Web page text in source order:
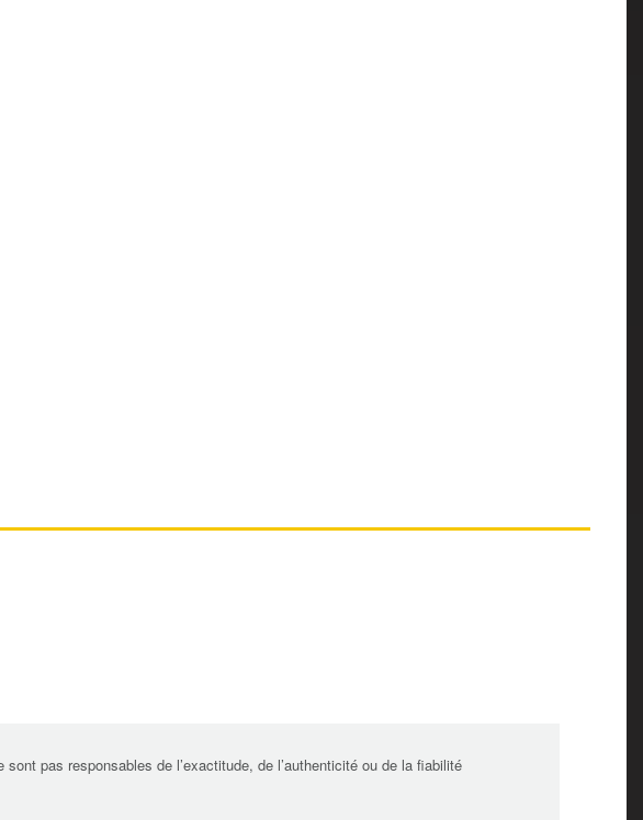
pas responsables de l’exactitude, de l’authenticité ou de la fiabilité